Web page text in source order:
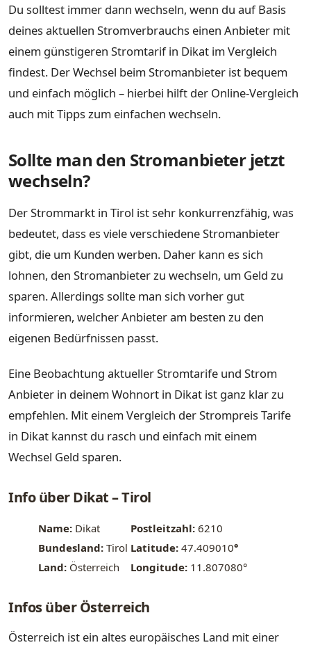
Du solltest immer dann wechseln, wenn du auf Basis
deines aktuellen Stromverbrauchs einen Anbieter mit
einem günstigeren Stromtarif in Dikat im Vergleich
findest. Der Wechsel beim Stromanbieter ist bequem
und einfach möglich – hierbei hilft der Online-Vergleich
auch mit Tipps zum einfachen wechseln.
Sollte man den Stromanbieter jetzt
wechseln?
Der Strommarkt in Tirol ist sehr konkurrenzfähig, was
bedeutet, dass es viele verschiedene Stromanbieter
gibt, die um Kunden werben. Daher kann es sich
lohnen, den Stromanbieter zu wechseln, um Geld zu
sparen. Allerdings sollte man sich vorher gut
informieren, welcher Anbieter am besten zu den
eigenen Bedürfnissen passt.
Eine Beobachtung aktueller Stromtarife und Strom
Anbieter in deinem Wohnort in Dikat ist ganz klar zu
empfehlen. Mit einem Vergleich der Strompreis Tarife
in Dikat kannst du rasch und einfach mit einem
Wechsel Geld sparen.
Info über Dikat – Tirol
Name: Dikat Postleitzahl: 6210
Bundesland: Tirol Latitude: 47.409010°
Land: Österreich Longitude: 11.807080°
Infos über Österreich
Österreich ist ein altes europäisches Land mit einer